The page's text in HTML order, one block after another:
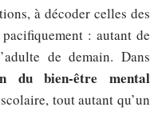
à décoder celles des
: autant de
de demain. Dans
du bien-être mental
tout autant qu’un